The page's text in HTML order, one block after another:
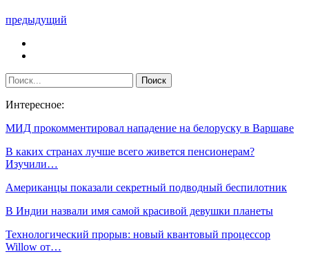
предыдущий
Интересное:
МИД прокомментировал нападение на белоруску в Варшаве
В каких странах лучше всего живется пенсионерам?
Изучили…
Американцы показали секретный подводный беспилотник
В Индии назвали имя самой красивой девушки планеты
Технологический прорыв: новый квантовый процессор
Willow от…